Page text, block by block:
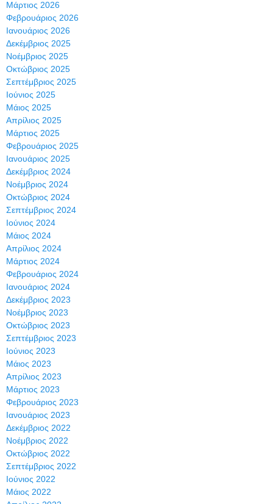
Μάρτιος 2026
Φεβρουάριος 2026
Ιανουάριος 2026
Δεκέμβριος 2025
Νοέμβριος 2025
Οκτώβριος 2025
Σεπτέμβριος 2025
Ιούνιος 2025
Μάιος 2025
Απρίλιος 2025
Μάρτιος 2025
Φεβρουάριος 2025
Ιανουάριος 2025
Δεκέμβριος 2024
Νοέμβριος 2024
Οκτώβριος 2024
Σεπτέμβριος 2024
Ιούνιος 2024
Μάιος 2024
Απρίλιος 2024
Μάρτιος 2024
Φεβρουάριος 2024
Ιανουάριος 2024
Δεκέμβριος 2023
Νοέμβριος 2023
Οκτώβριος 2023
Σεπτέμβριος 2023
Ιούνιος 2023
Μάιος 2023
Απρίλιος 2023
Μάρτιος 2023
Φεβρουάριος 2023
Ιανουάριος 2023
Δεκέμβριος 2022
Νοέμβριος 2022
Οκτώβριος 2022
Σεπτέμβριος 2022
Ιούνιος 2022
Μάιος 2022